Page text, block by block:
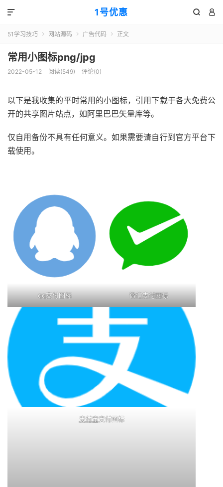
1号优惠  

51学习技巧  网站源码  广告代码  正文
常用小图标png/jpg
2022-05-12 阅读(549) 评论(0)
以下是我收集的平时常用的小图标，引用下载于各大免费公
开的共享图片站点，如阿里巴巴矢量库等。
仅自用备份不具有任何意义。如果需要请自行到官方平台下
载使用。
qq支付图标 微信支付图标
支付宝支付图标